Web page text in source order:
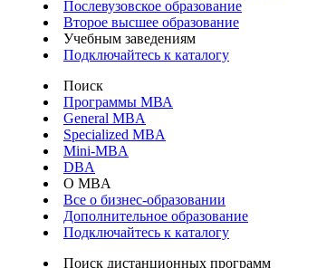
Послевузовское образование
Второе высшее образование
Учебным заведениям
Подключайтесь к каталогу
Поиск
Программы МВА
General MBA
Specialized MBA
Mini-MBA
DBA
О MBA
Все о бизнес-образовании
Дополнительное образование
Подключайтесь к каталогу
Поиск дистанционных программ